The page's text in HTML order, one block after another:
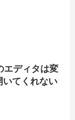
ディタは変
てくれない